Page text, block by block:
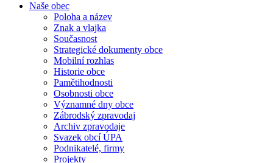
Naše obec
Poloha a název
Znak a vlajka
Současnost
Strategické dokumenty obce
Mobilní rozhlas
Historie obce
Pamětihodnosti
Osobnosti obce
Významné dny obce
Zábrodský zpravodaj
Archiv zpravodaje
Svazek obcí ÚPA
Podnikatelé, firmy
Projekty